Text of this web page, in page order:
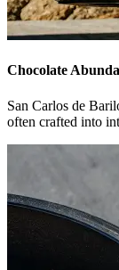
Chocolate
San Carlos de
often crafted into